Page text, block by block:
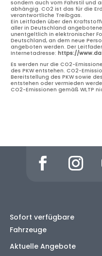
sondern auch vom Fahrstil und
abhängig. CO2 ist das für die
verantwortliche Treibgas.
Ein Leitfaden über den
aller in Deutschland
unentgeltlich in elektronischer
Deutschland, an dem neue
angeboten werden. Der
Internetadresse:https://
Es werden nur die CO2-
des PKW entstehen. CO2-
Bereitstellung des PKW sowie
entstehen oder vermieden
CO2-Emissionen gemäß WLTP
Sofort verfügbare
Fahrzeuge
Aktuelle Angebote